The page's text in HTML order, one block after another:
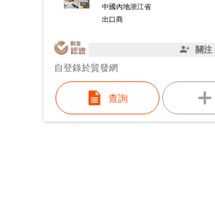
中國內地浙江省
出口商
關注
自登錄於貿發網
查詢